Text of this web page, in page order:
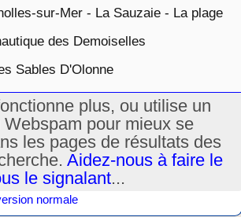
sur-Mer - La Sauzaie - La plage
des Demoiselles
Sables D'Olonne
plus, ou utilise un
pour mieux se
les pages de résultats des
Aidez-nous à faire le
le signalant...
normale